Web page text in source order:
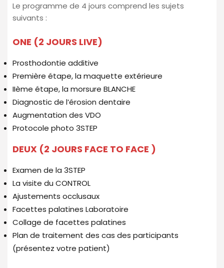
Le programme de 4 jours comprend les sujets
suivants :
ONE (2 JOURS LIVE)
Prosthodontie additive
Première étape, la maquette extérieure
IIème étape, la morsure BLANCHE
Diagnostic de l’érosion dentaire
Augmentation des VDO
Protocole photo 3STEP
DEUX (2 JOURS FACE TO FACE )
Examen de la 3STEP
La visite du CONTROL
Ajustements occlusaux
Facettes palatines Laboratoire
Collage de facettes palatines
Plan de traitement des cas des participants
(présentez votre patient)